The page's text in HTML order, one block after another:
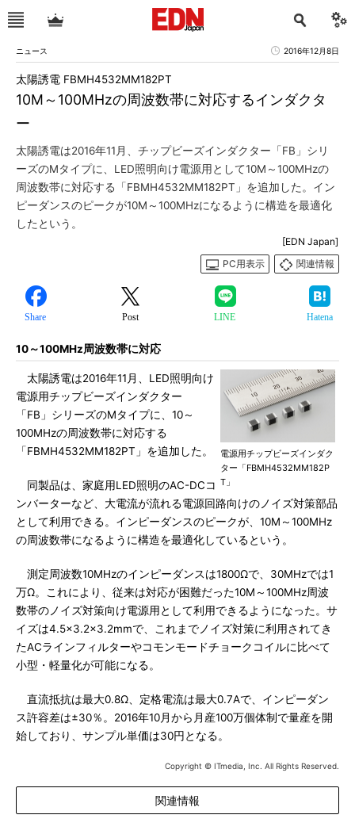
ニュース 2016年12月8日
10M～100MHzの周波数帯に対応するインダクタ
ー
太陽誘電 FBMH4532MM182PT
太陽誘電は2016年11月、チップビーズインダクター「FB」シリ
ーズのMタイプに、LED照明向け電源用として10M～100MHzの
周波数帯に対応する「FBMH4532MM182PT」を追加した。イン
ピーダンスのピークが10M～100MHzになるように構造を最適化
したという。
[EDN Japan]
PC用表示
関連情報
Share Post LINE Hatena
10～100MHz周波数帯に対応
電源用チップビーズインダク
ター「FBMH4532MM182P
T」
太陽誘電は2016年11月、LED照明向け
電源用チップビーズインダクター
「FB」シリーズのMタイプに、10～
100MHzの周波数帯に対応する
「FBMH4532MM182PT」を追加した。
同製品は、家庭用LED照明のAC-DCコ
ンバーターなど、大電流が流れる電源回路向けのノイズ対策部品
として利用できる。インピーダンスのピークが、10M～100MHz
の周波数帯になるように構造を最適化しているという。
測定周波数10MHzのインピーダンスは1800Ωで、30MHzでは1
万Ω。これにより、従来は対応が困難だった10M～100MHz周波
数帯のノイズ対策向け電源用として利用できるようになった。サ
イズは4.5×3.2×3.2mmで、これまでノイズ対策に利用されてき
たACラインフィルターやコモンモードチョークコイルに比べて
小型・軽量化が可能になる。
直流抵抗は最大0.8Ω、定格電流は最大0.7Aで、インピーダン
ス許容差は±30％。2016年10月から月産100万個体制で量産を開
始しており、サンプル単価は30円となる。
Copyright © ITmedia, Inc. All Rights Reserved.
関連情報